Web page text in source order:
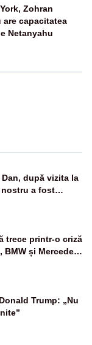
Zohran
are capacitatea
Netanyahu
după vizita la
nostru a fost
de Statele
trece printr-o criză
BMW și Mercedes
Trump: „Nu